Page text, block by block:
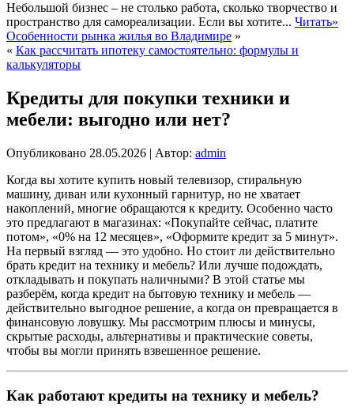
Небольшой бизнес – не столько работа, сколько творчество и
пространство для самореализации. Если вы хотите... Читать»
Особенности рынка жилья во Владимире »
« Как рассчитать ипотеку самостоятельно: формулы и
калькуляторы
Кредиты для покупки техники и
мебели: выгодно или нет?
Опубликовано 28.05.2026 | Автор: admin
Когда вы хотите купить новый телевизор, стиральную
машину, диван или кухонный гарнитур, но не хватает
накоплений, многие обращаются к кредиту. Особенно часто
это предлагают в магазинах: «Покупайте сейчас, платите
потом», «0% на 12 месяцев», «Оформите кредит за 5 минут».
На первый взгляд — это удобно. Но стоит ли действительно
брать кредит на технику и мебель? Или лучше подождать,
откладывать и покупать наличными? В этой статье мы
разберём, когда кредит на бытовую технику и мебель —
действительно выгодное решение, а когда он превращается в
финансовую ловушку. Мы рассмотрим плюсы и минусы,
скрытые расходы, альтернативы и практические советы,
чтобы вы могли принять взвешенное решение.
Как работают кредиты на технику и мебель?